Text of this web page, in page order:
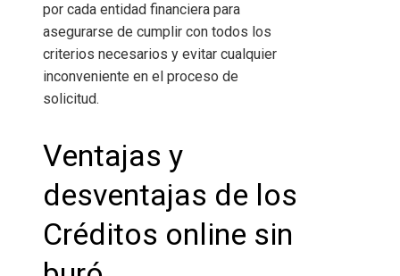
por cada entidad financiera para
asegurarse de cumplir con todos los
criterios necesarios y evitar cualquier
inconveniente en el proceso de
solicitud.
Ventajas y
desventajas de los
Créditos online sin